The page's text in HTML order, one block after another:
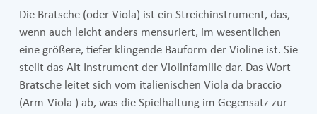
Die Bratsche (oder Viola) ist ein Streichinstrument, das,
wenn auch leicht anders mensuriert, im wesentlichen
eine größere, tiefer klingende Bauform der Violine ist. Sie
stellt das Alt-Instrument der Violinfamilie dar. Das Wort
Bratsche leitet sich vom italienischen Viola da braccio
(Arm-Viola ) ab, was die Spielhaltung im Gegensatz zur